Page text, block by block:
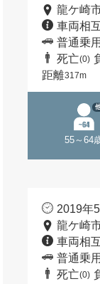
龍ケ崎
車両相
普通乗
死亡(0)
距離317m
55～64
2019年
龍ケ崎
車両相
普通乗
死亡(0)